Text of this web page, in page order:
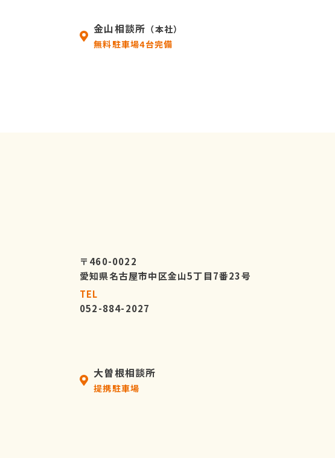
金山相談所 （本社）
無料駐車場4台完備
〒460-0022
愛知県名古屋市中区金山5丁目7番23号
TEL
052-884-2027
大曽根相談所
提携駐車場